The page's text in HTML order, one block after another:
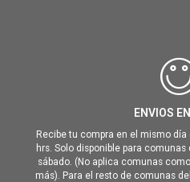
ENVIOS
Recibe tu compra en el mismo
hrs. Solo disponible para
sábado. (No aplica comunas
más). Para el resto de comunas